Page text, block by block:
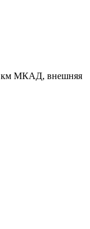
км МКАД, внешняя